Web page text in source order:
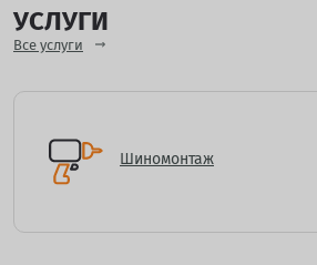
УСЛУГИ
Все услуги
Шиномонтаж